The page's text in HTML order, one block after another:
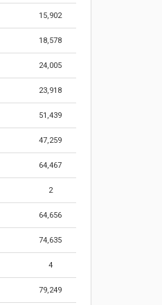
15,902
18,578
24,005
23,918
51,439
47,259
64,467
2
64,656
74,635
4
79,249